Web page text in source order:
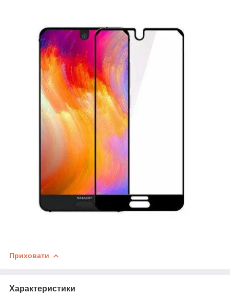
Приховати
Характеристики